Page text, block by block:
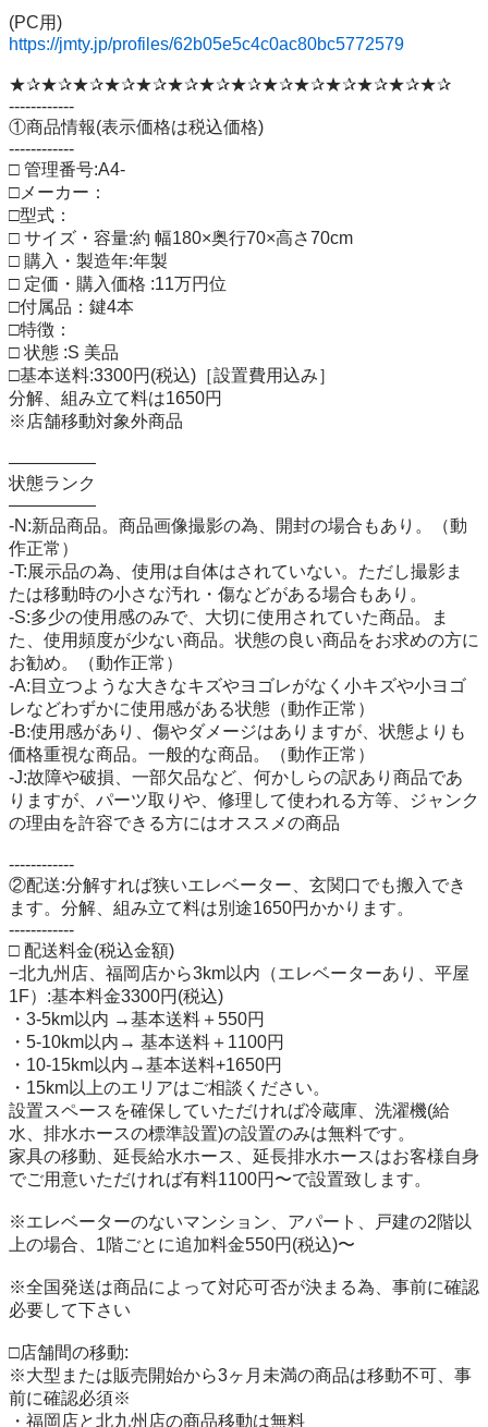
https://jmty.jp/profiles/62b05e5c4c0ac80bc5772579
★✰★✰★✰★✰★✰★✰★✰★✰★✰★✰★✰★✰★✰★✰
------------
①商品情報(表示価格は税込価格)
------------
□ 管理番号:A4-
□メーカー：
□型式：
□ サイズ・容量:約 幅180×奥行70×高さ70cm
□ 購入・製造年:年製
□ 定価・購入価格 :11万円位
□付属品：鍵4本
□特徴：
□ 状態 :S 美品
□基本送料:3300円(税込)［設置費用込み］
分解、組み立て料は1650円
※店舗移動対象外商品
―――――
状態ランク
―――――
-N:新品商品。商品画像撮影の為、開封の場合もあり。（動
作正常）
-T:展示品の為、使用は自体はされていない。ただし撮影ま
たは移動時の小さな汚れ・傷などがある場合もあり。
-S:多少の使用感のみで、大切に使用されていた商品。ま
た、使用頻度が少ない商品。状態の良い商品をお求めの方に
お勧め。（動作正常）
-A:目立つような大きなキズやヨゴレがなく小キズや小ヨゴ
レなどわずかに使用感がある状態（動作正常）
-B:使用感があり、傷やダメージはありますが、状態よりも
価格重視な商品。一般的な商品。（動作正常）
-J:故障や破損、一部欠品など、何かしらの訳あり商品であ
りますが、パーツ取りや、修理して使われる方等、ジャンク
の理由を許容できる方にはオススメの商品
------------
②配送:分解すれば狭いエレベーター、玄関口でも搬入でき
ます。分解、組み立て料は別途1650円かかります。
------------
□ 配送料金(税込金額)
−北九州店、福岡店から3km以内（エレベーターあり、平屋
1F）:基本料金3300円(税込)
・3-5km以内 →基本送料＋550円
・5-10km以内→ 基本送料＋1100円
・10-15km以内→基本送料+1650円
・15km以上のエリアはご相談ください。
設置スペースを確保していただければ冷蔵庫、洗濯機(給
水、排水ホースの標準設置)の設置のみは無料です。
家具の移動、延長給水ホース、延長排水ホースはお客様自身
でご用意いただければ有料1100円〜で設置致します。
※エレベーターのないマンション、アパート、戸建の2階以
上の場合、1階ごとに追加料金550円(税込)〜
※全国発送は商品によって対応可否が決まる為、事前に確認
必要して下さい
□店舗間の移動:
※大型または販売開始から3ヶ月未満の商品は移動不可、事
前に確認必須※
・福岡店と北九州店の商品移動は無料